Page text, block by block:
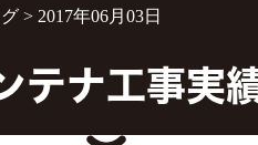
2017年06月03日
テナ工事実